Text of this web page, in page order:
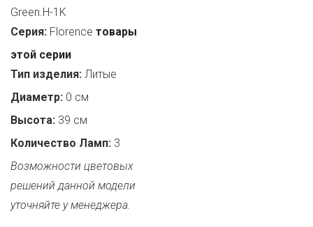
Green.H-1K
Серия: Florence товары
этой серии
Тип изделия: Литые
Диаметр: 0 см
Высота: 39 см
Количество Ламп: 3
Возможности цветовых
решений данной модели
уточняйте у менеджера.